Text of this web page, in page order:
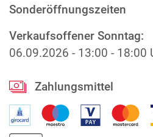
Sonderöffnungszeiten
Verkaufsoffener Sonntag:
06.09.2026 - 13:00 - 18:00
Zahlungsmittel